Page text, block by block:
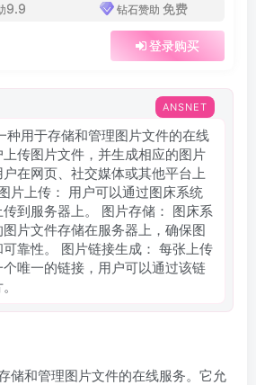
9.9 钻石赞助 免费
登录购买
ANSNET
种用于存储和管理图片文件的在线
传图片文件，并生成相应的图片
在网页、社交媒体或其他平台上
片上传： 用户可以通过图床系统
到服务器上。 图片存储： 图床系
片文件存储在服务器上，确保图
靠性。 图片链接生成： 每张上传
唯一的链接，用户可以通过该链
储和管理图片文件的在线服务。它允